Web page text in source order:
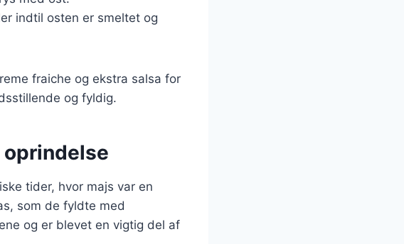
indtil osten er smeltet og
fraiche og ekstra salsa for
og fyldig.
tider, hvor majs var en
som de fyldte med
og er blevet en vigtig del af